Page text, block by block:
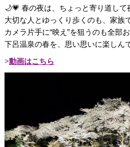
🌙💗 春の夜は、ちょっと寄り道して
大切な人とゆっくり歩くのも、家族
カメラ片手に“映え”を狙うのも全部
下呂温泉の春を、思い思いに楽しん
動画はこちら